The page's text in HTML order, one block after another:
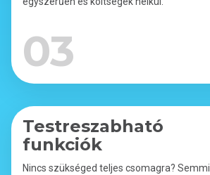
03
Testreszabható
funkciók
Nincs szükséged teljes csomagra? Semmi